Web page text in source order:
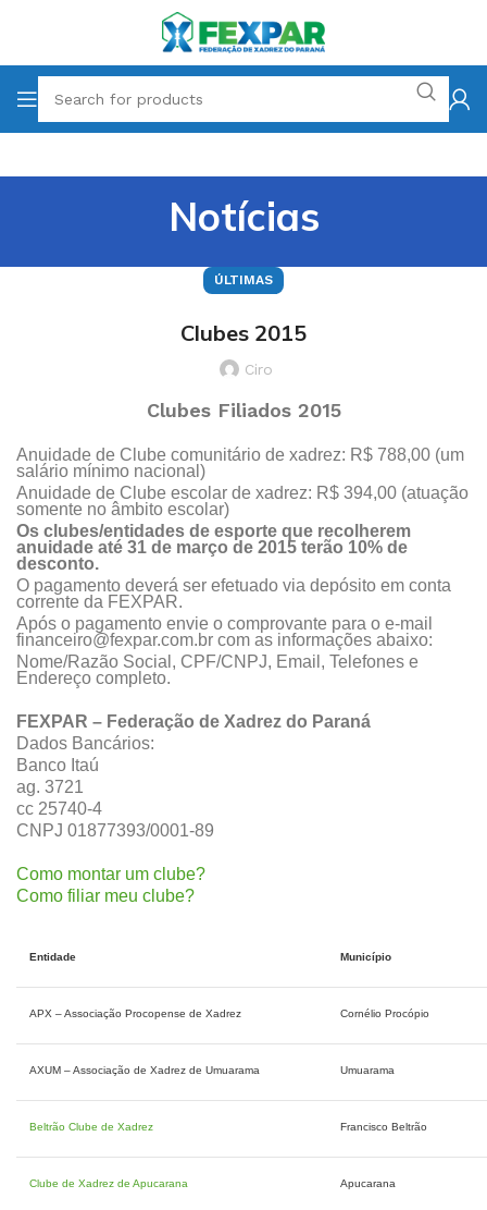
Notícias
ÚLTIMAS
Clubes 2015
Ciro
Clubes Filiados 2015
Anuidade de Clube comunitário de xadrez: R$ 788,00 (um
salário mínimo nacional)
Anuidade de Clube escolar de xadrez: R$ 394,00 (atuação
somente no âmbito escolar)
Os clubes/entidades de esporte que recolherem
anuidade até 31 de março de 2015 terão 10% de
desconto.
O pagamento deverá ser efetuado via depósito em conta
corrente da FEXPAR.
Após o pagamento envie o comprovante para o e-mail
financeiro@fexpar.com.br com as informações abaixo:
Nome/Razão Social, CPF/CNPJ, Email, Telefones e
Endereço completo.
FEXPAR – Federação de Xadrez do Paraná
Dados Bancários:
Banco Itaú
ag. 3721
cc 25740-4
CNPJ 01877393/0001-89
Como montar um clube?
Como filiar meu clube?
Entidade Município
APX – Associação Procopense de Xadrez Cornélio Procópio
AXUM – Associação de Xadrez de Umuarama Umuarama
Beltrão Clube de Xadrez Francisco Beltrão
Clube de Xadrez de Apucarana Apucarana